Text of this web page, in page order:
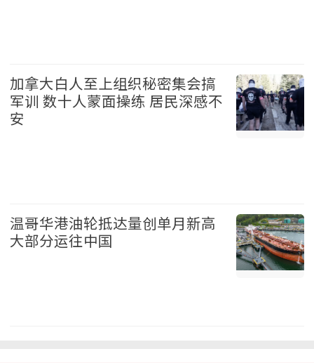
加拿大白人至上组织秘密集会搞
军训 数十人蒙面操练 居民深感不
安
温哥华港油轮抵达量创单月新高
大部分运往中国